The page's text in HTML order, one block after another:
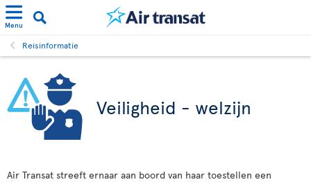
Menu
Reisinformatie
Veiligheid - welzijn
Air Transat streeft ernaar aan boord van haar toestellen een